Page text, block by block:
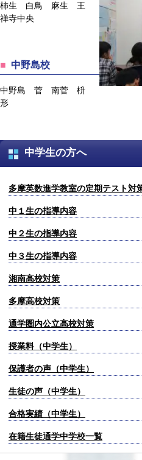
柿生 白鳥 麻生 王
禅寺中央
中野島校
中野島 菅 南菅 枡
形
中学生の方へ
多摩英数進学教室の定期テスト対
中１生の指導内容
中２生の指導内容
中３生の指導内容
湘南高校対策
多摩高校対策
通学圏内公立高校対策
授業料（中学生）
保護者の声（中学生）
生徒の声（中学生）
合格実績（中学生）
在籍生徒通学中学校一覧